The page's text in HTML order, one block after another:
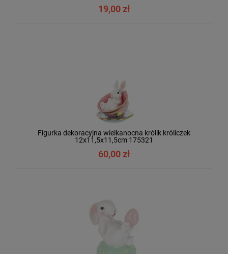
19,00 zł
Figurka dekoracyjna wielkanocna królik króliczek
12x11,5x11,5cm 175321
60,00 zł